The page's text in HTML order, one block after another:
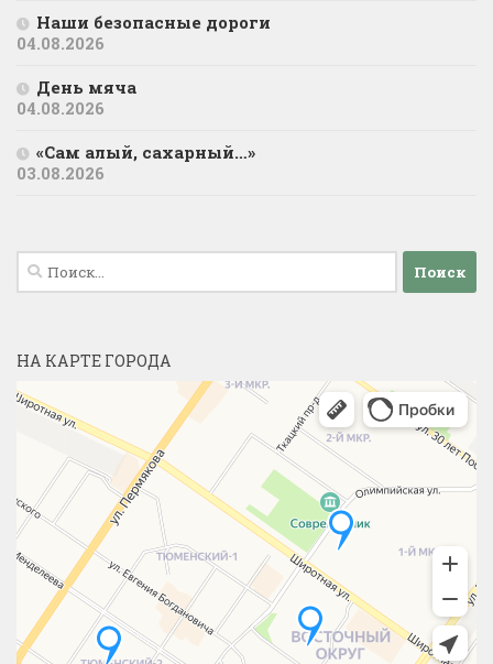
Наши безопасные дороги
04.08.2026
День мяча
04.08.2026
«Сам алый, сахарный…»
03.08.2026
Найти:
НА КАРТЕ ГОРОДА